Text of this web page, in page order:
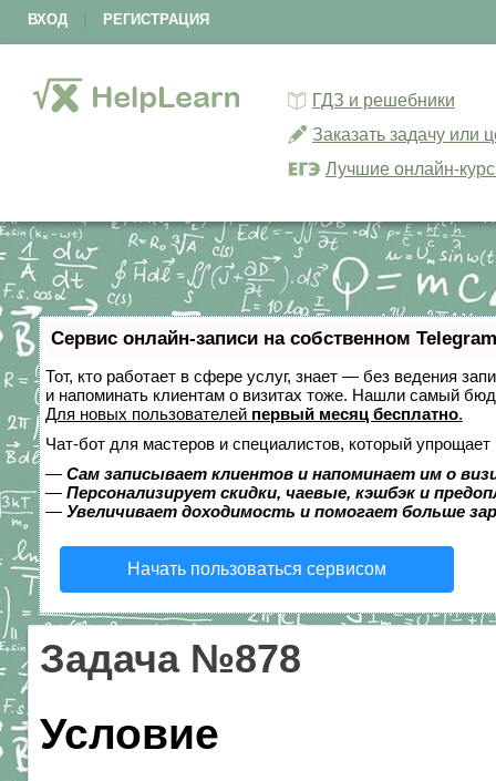
ВХОД РЕГИСТРАЦИЯ
ГДЗ и решебники
Заказать задачу или
Лучшие онлайн-
Сервис онлайн-записи на собственном
Тот, кто работает в сфере услуг, знает — без ведения
и напоминать клиентам о визитах тоже. Нашли самый
Для новых пользователей первый месяц бесплатно.
Чат-бот для мастеров и специалистов, который упрощает
— Сам записывает клиентов и напоминает им о
— Персонализирует скидки, чаевые, кэшбэк и
— Увеличивает доходимость и помогает больше
Начать пользоваться сервисом
Задача №878
Условие